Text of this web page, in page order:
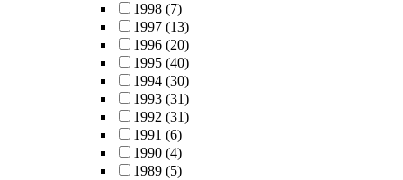
1998 (7)
1997 (13)
1996 (20)
1995 (40)
1994 (30)
1993 (31)
1992 (31)
1991 (6)
1990 (4)
1989 (5)